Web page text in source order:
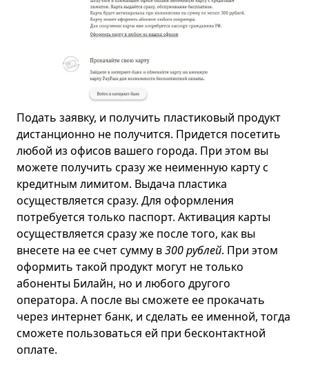
Подать заявку, и получить пластиковый продукт
дистанционно не получится. Придется посетить
любой из офисов вашего города. При этом вы
можете получить сразу же неименную карту с
кредитным лимитом. Выдача пластика
осуществляется сразу. Для оформления
потребуется только паспорт. Активация карты
осуществляется сразу же после того, как вы
внесете на ее счет сумму в300 рублей. При этом
оформить такой продукт могут не только
абоненты Билайн, но и любого другого
оператора. А после вы сможете ее прокачать
через интернет банк, и сделать ее именной, тогда
сможете пользоваться ей при бесконтактной
оплате.